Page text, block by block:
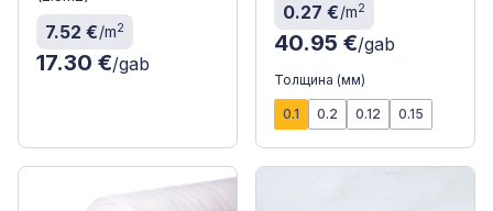
7.52 €/m2
17.30 €/gab
0.27 €/m2
40.95 €/gab
Толщина (мм)
0.1 0.2 0.12 0.15